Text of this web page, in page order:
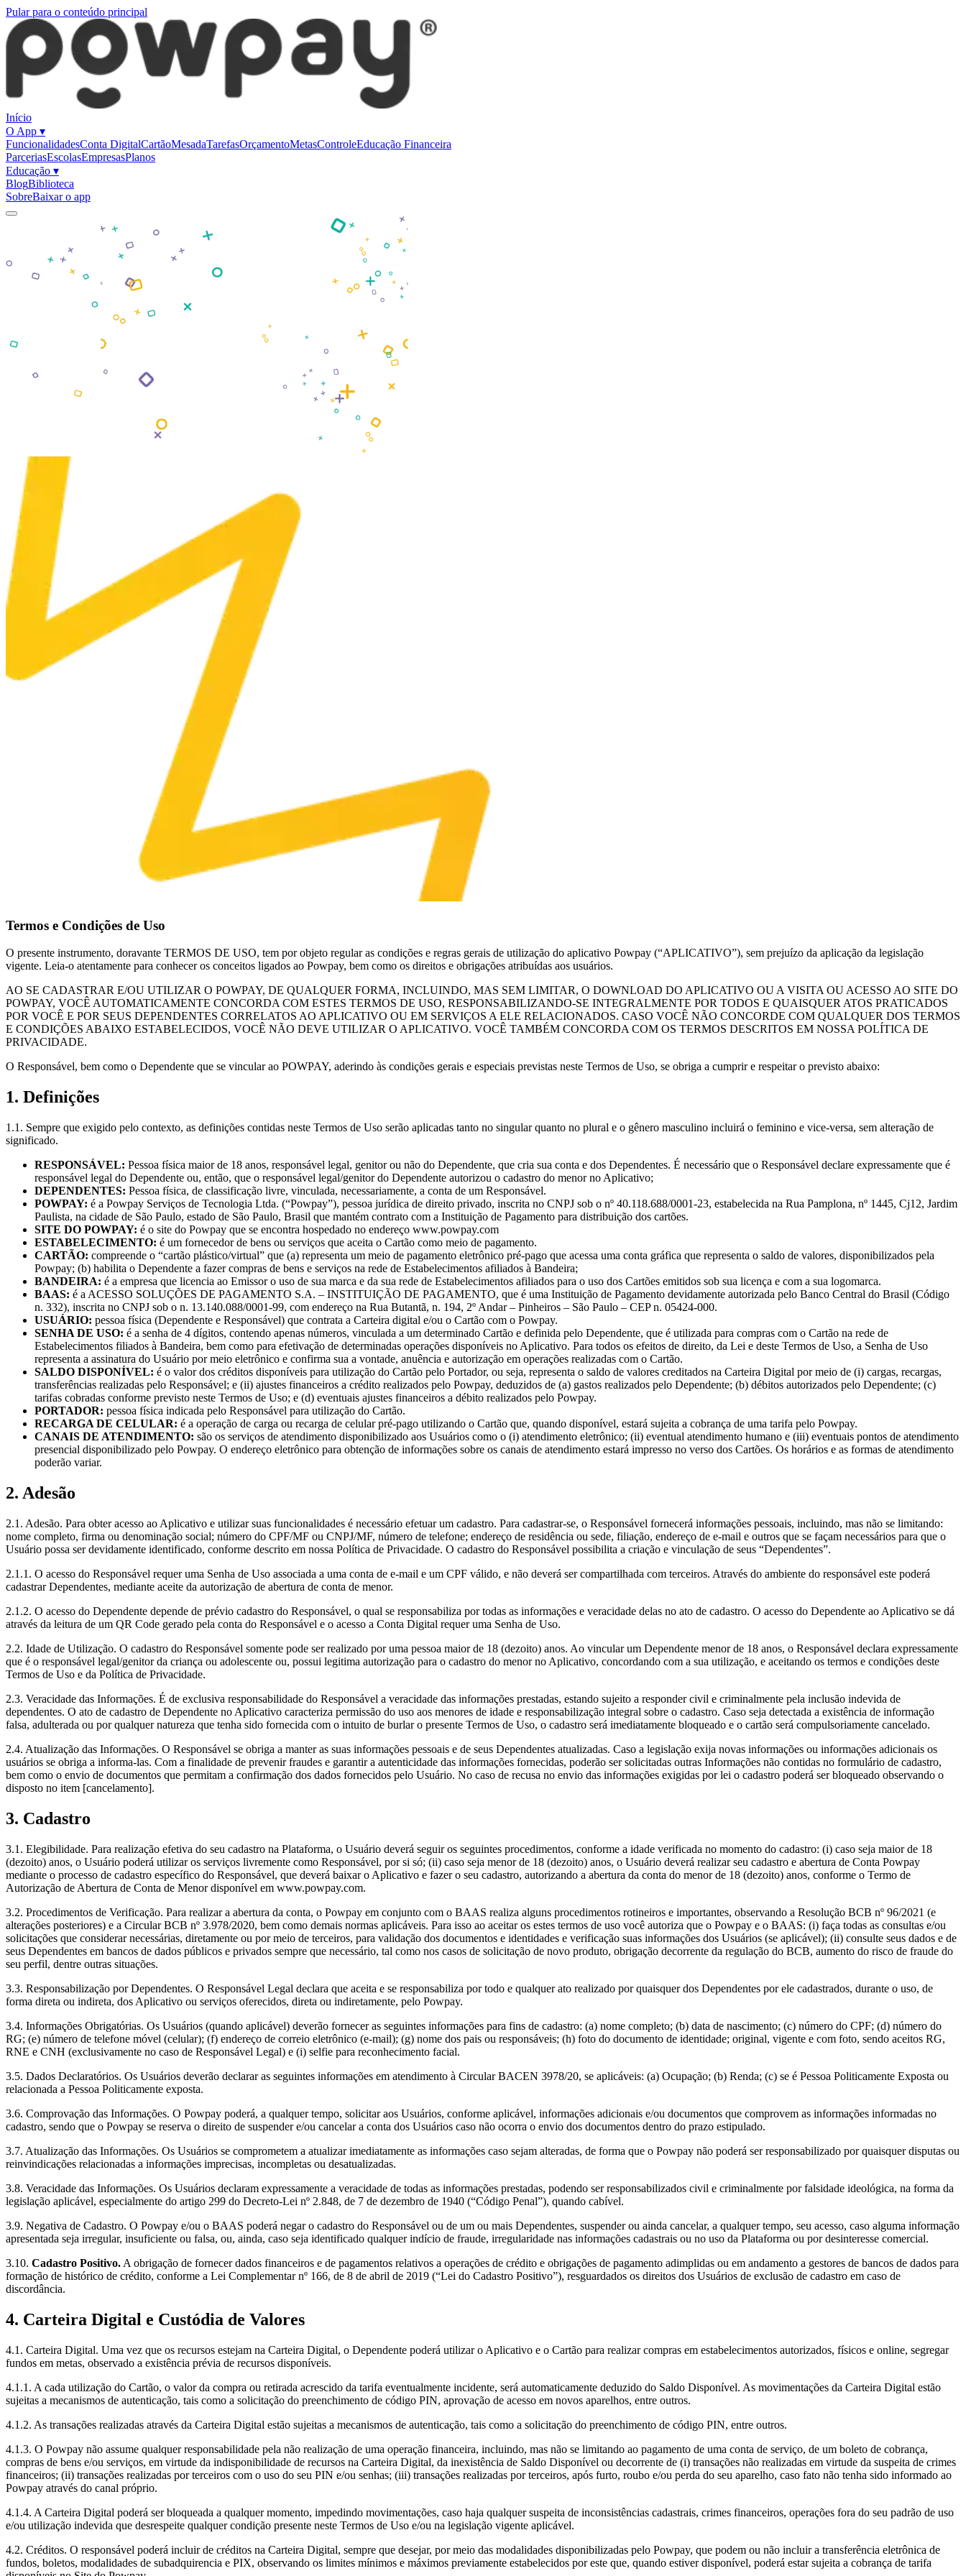
Pular para o conteúdo principal
Início
O App ▾
FuncionalidadesConta DigitalCartãoMesadaTarefasOrçamentoMetasControleEducação Financeira
ParceriasEscolasEmpresasPlanos
Educação ▾
BlogBiblioteca
SobreBaixar o app
Termos e Condições de Uso
O presente instrumento, doravante TERMOS DE USO, tem por objeto regular as condições e regras gerais de utilização do aplicativo Powpay (“APLICATIVO”), sem prejuízo da aplicação da legislação
vigente. Leia-o atentamente para conhecer os conceitos ligados ao Powpay, bem como os direitos e obrigações atribuídas aos usuários.
AO SE CADASTRAR E/OU UTILIZAR O POWPAY, DE QUALQUER FORMA, INCLUINDO, MAS SEM LIMITAR, O DOWNLOAD DO APLICATIVO OU A VISITA OU ACESSO AO SITE DO
POWPAY, VOCÊ AUTOMATICAMENTE CONCORDA COM ESTES TERMOS DE USO, RESPONSABILIZANDO-SE INTEGRALMENTE POR TODOS E QUAISQUER ATOS PRATICADOS
POR VOCÊ E POR SEUS DEPENDENTES CORRELATOS AO APLICATIVO OU EM SERVIÇOS A ELE RELACIONADOS. CASO VOCÊ NÃO CONCORDE COM QUALQUER DOS TERMOS
E CONDIÇÕES ABAIXO ESTABELECIDOS, VOCÊ NÃO DEVE UTILIZAR O APLICATIVO. VOCÊ TAMBÉM CONCORDA COM OS TERMOS DESCRITOS EM NOSSA POLÍTICA DE
PRIVACIDADE.
O Responsável, bem como o Dependente que se vincular ao POWPAY, aderindo às condições gerais e especiais previstas neste Termos de Uso, se obriga a cumprir e respeitar o previsto abaixo:
1. Definições
1.1. Sempre que exigido pelo contexto, as definições contidas neste Termos de Uso serão aplicadas tanto no singular quanto no plural e o gênero masculino incluirá o feminino e vice-versa, sem alteração de
significado.
RESPONSÁVEL: Pessoa física maior de 18 anos, responsável legal, genitor ou não do Dependente, que cria sua conta e dos Dependentes. É necessário que o Responsável declare expressamente que é
responsável legal do Dependente ou, então, que o responsável legal/genitor do Dependente autorizou o cadastro do menor no Aplicativo;
DEPENDENTES: Pessoa física, de classificação livre, vinculada, necessariamente, a conta de um Responsável.
POWPAY: é a Powpay Serviços de Tecnologia Ltda. (“Powpay”), pessoa jurídica de direito privado, inscrita no CNPJ sob o nº 40.118.688/0001-23, estabelecida na Rua Pamplona, nº 1445, Cj12, Jardim
Paulista, na cidade de São Paulo, estado de São Paulo, Brasil que mantém contrato com a Instituição de Pagamento para distribuição dos cartões.
SITE DO POWPAY: é o site do Powpay que se encontra hospedado no endereço www.powpay.com
ESTABELECIMENTO: é um fornecedor de bens ou serviços que aceita o Cartão como meio de pagamento.
CARTÃO: compreende o “cartão plástico/virtual” que (a) representa um meio de pagamento eletrônico pré-pago que acessa uma conta gráfica que representa o saldo de valores, disponibilizados pela
Powpay; (b) habilita o Dependente a fazer compras de bens e serviços na rede de Estabelecimentos afiliados à Bandeira;
BANDEIRA: é a empresa que licencia ao Emissor o uso de sua marca e da sua rede de Estabelecimentos afiliados para o uso dos Cartões emitidos sob sua licença e com a sua logomarca.
BAAS: é a ACESSO SOLUÇÕES DE PAGAMENTO S.A. – INSTITUIÇÃO DE PAGAMENTO, que é uma Instituição de Pagamento devidamente autorizada pelo Banco Central do Brasil (Código
n. 332), inscrita no CNPJ sob o n. 13.140.088/0001-99, com endereço na Rua Butantã, n. 194, 2º Andar – Pinheiros – São Paulo – CEP n. 05424-000.
USUÁRIO: pessoa física (Dependente e Responsável) que contrata a Carteira digital e/ou o Cartão com o Powpay.
SENHA DE USO: é a senha de 4 dígitos, contendo apenas números, vinculada a um determinado Cartão e definida pelo Dependente, que é utilizada para compras com o Cartão na rede de
Estabelecimentos filiados à Bandeira, bem como para efetivação de determinadas operações disponíveis no Aplicativo. Para todos os efeitos de direito, da Lei e deste Termos de Uso, a Senha de Uso
representa a assinatura do Usuário por meio eletrônico e confirma sua a vontade, anuência e autorização em operações realizadas com o Cartão.
SALDO DISPONÍVEL: é o valor dos créditos disponíveis para utilização do Cartão pelo Portador, ou seja, representa o saldo de valores creditados na Carteira Digital por meio de (i) cargas, recargas,
transferências realizadas pelo Responsável; e (ii) ajustes financeiros a crédito realizados pelo Powpay, deduzidos de (a) gastos realizados pelo Dependente; (b) débitos autorizados pelo Dependente; (c)
tarifas cobradas conforme previsto neste Termos de Uso; e (d) eventuais ajustes financeiros a débito realizados pelo Powpay.
PORTADOR: pessoa física indicada pelo Responsável para utilização do Cartão.
RECARGA DE CELULAR: é a operação de carga ou recarga de celular pré-pago utilizando o Cartão que, quando disponível, estará sujeita a cobrança de uma tarifa pelo Powpay.
CANAIS DE ATENDIMENTO: são os serviços de atendimento disponibilizado aos Usuários como o (i) atendimento eletrônico; (ii) eventual atendimento humano e (iii) eventuais pontos de atendimento
presencial disponibilizado pelo Powpay. O endereço eletrônico para obtenção de informações sobre os canais de atendimento estará impresso no verso dos Cartões. Os horários e as formas de atendimento
poderão variar.
2. Adesão
2.1. Adesão. Para obter acesso ao Aplicativo e utilizar suas funcionalidades é necessário efetuar um cadastro. Para cadastrar-se, o Responsável fornecerá informações pessoais, incluindo, mas não se limitando:
nome completo, firma ou denominação social; número do CPF/MF ou CNPJ/MF, número de telefone; endereço de residência ou sede, filiação, endereço de e-mail e outros que se façam necessários para que o
Usuário possa ser devidamente identificado, conforme descrito em nossa Política de Privacidade. O cadastro do Responsável possibilita a criação e vinculação de seus “Dependentes”.
2.1.1. O acesso do Responsável requer uma Senha de Uso associada a uma conta de e-mail e um CPF válido, e não deverá ser compartilhada com terceiros. Através do ambiente do responsável este poderá
cadastrar Dependentes, mediante aceite da autorização de abertura de conta de menor.
2.1.2. O acesso do Dependente depende de prévio cadastro do Responsável, o qual se responsabiliza por todas as informações e veracidade delas no ato de cadastro. O acesso do Dependente ao Aplicativo se dá
através da leitura de um QR Code gerado pela conta do Responsável e o acesso a Conta Digital requer uma Senha de Uso.
2.2. Idade de Utilização. O cadastro do Responsável somente pode ser realizado por uma pessoa maior de 18 (dezoito) anos. Ao vincular um Dependente menor de 18 anos, o Responsável declara expressamente
que é o responsável legal/genitor da criança ou adolescente ou, possui legitima autorização para o cadastro do menor no Aplicativo, concordando com a sua utilização, e aceitando os termos e condições deste
Termos de Uso e da Política de Privacidade.
2.3. Veracidade das Informações. É de exclusiva responsabilidade do Responsável a veracidade das informações prestadas, estando sujeito a responder civil e criminalmente pela inclusão indevida de
dependentes. O ato de cadastro de Dependente no Aplicativo caracteriza permissão do uso aos menores de idade e responsabilização integral sobre o cadastro. Caso seja detectada a existência de informação
falsa, adulterada ou por qualquer natureza que tenha sido fornecida com o intuito de burlar o presente Termos de Uso, o cadastro será imediatamente bloqueado e o cartão será compulsoriamente cancelado.
2.4. Atualização das Informações. O Responsável se obriga a manter as suas informações pessoais e de seus Dependentes atualizadas. Caso a legislação exija novas informações ou informações adicionais os
usuários se obriga a informa-las. Com a finalidade de prevenir fraudes e garantir a autenticidade das informações fornecidas, poderão ser solicitadas outras Informações não contidas no formulário de cadastro,
bem como o envio de documentos que permitam a confirmação dos dados fornecidos pelo Usuário. No caso de recusa no envio das informações exigidas por lei o cadastro poderá ser bloqueado observando o
disposto no item [cancelamento].
3. Cadastro
3.1. Elegibilidade. Para realização efetiva do seu cadastro na Plataforma, o Usuário deverá seguir os seguintes procedimentos, conforme a idade verificada no momento do cadastro: (i) caso seja maior de 18
(dezoito) anos, o Usuário poderá utilizar os serviços livremente como Responsável, por si só; (ii) caso seja menor de 18 (dezoito) anos, o Usuário deverá realizar seu cadastro e abertura de Conta Powpay
mediante o processo de cadastro específico do Responsável, que deverá baixar o Aplicativo e fazer o seu cadastro, autorizando a abertura da conta do menor de 18 (dezoito) anos, conforme o Termo de
Autorização de Abertura de Conta de Menor disponível em www.powpay.com.
3.2. Procedimentos de Verificação. Para realizar a abertura da conta, o Powpay em conjunto com o BAAS realiza alguns procedimentos rotineiros e importantes, observando a Resolução BCB nº 96/2021 (e
alterações posteriores) e a Circular BCB nº 3.978/2020, bem como demais normas aplicáveis. Para isso ao aceitar os estes termos de uso você autoriza que o Powpay e o BAAS: (i) faça todas as consultas e/ou
solicitações que considerar necessárias, diretamente ou por meio de terceiros, para validação dos documentos e identidades e verificação suas informações dos Usuários (se aplicável); (ii) consulte seus dados e de
seus Dependentes em bancos de dados públicos e privados sempre que necessário, tal como nos casos de solicitação de novo produto, obrigação decorrente da regulação do BCB, aumento do risco de fraude do
seu perfil, dentre outras situações.
3.3. Responsabilização por Dependentes. O Responsável Legal declara que aceita e se responsabiliza por todo e qualquer ato realizado por quaisquer dos Dependentes por ele cadastrados, durante o uso, de
forma direta ou indireta, dos Aplicativo ou serviços oferecidos, direta ou indiretamente, pelo Powpay.
3.4. Informações Obrigatórias. Os Usuários (quando aplicável) deverão fornecer as seguintes informações para fins de cadastro: (a) nome completo; (b) data de nascimento; (c) número do CPF; (d) número do
RG; (e) número de telefone móvel (celular); (f) endereço de correio eletrônico (e-mail); (g) nome dos pais ou responsáveis; (h) foto do documento de identidade; original, vigente e com foto, sendo aceitos RG,
RNE e CNH (exclusivamente no caso de Responsável Legal) e (i) selfie para reconhecimento facial.
3.5. Dados Declaratórios. Os Usuários deverão declarar as seguintes informações em atendimento à Circular BACEN 3978/20, se aplicáveis: (a) Ocupação; (b) Renda; (c) se é Pessoa Politicamente Exposta ou
relacionada a Pessoa Politicamente exposta.
3.6. Comprovação das Informações. O Powpay poderá, a qualquer tempo, solicitar aos Usuários, conforme aplicável, informações adicionais e/ou documentos que comprovem as informações informadas no
cadastro, sendo que o Powpay se reserva o direito de suspender e/ou cancelar a conta dos Usuários caso não ocorra o envio dos documentos dentro do prazo estipulado.
3.7. Atualização das Informações. Os Usuários se comprometem a atualizar imediatamente as informações caso sejam alteradas, de forma que o Powpay não poderá ser responsabilizado por quaisquer disputas ou
reinvindicações relacionadas a informações imprecisas, incompletas ou desatualizadas.
3.8. Veracidade das Informações. Os Usuários declaram expressamente a veracidade de todas as informações prestadas, podendo ser responsabilizados civil e criminalmente por falsidade ideológica, na forma da
legislação aplicável, especialmente do artigo 299 do Decreto-Lei nº 2.848, de 7 de dezembro de 1940 (“Código Penal”), quando cabível.
3.9. Negativa de Cadastro. O Powpay e/ou o BAAS poderá negar o cadastro do Responsável ou de um ou mais Dependentes, suspender ou ainda cancelar, a qualquer tempo, seu acesso, caso alguma informação
apresentada seja irregular, insuficiente ou falsa, ou, ainda, caso seja identificado qualquer indício de fraude, irregularidade nas informações cadastrais ou no uso da Plataforma ou por desinteresse comercial.
3.10. Cadastro Positivo. A obrigação de fornecer dados financeiros e de pagamentos relativos a operações de crédito e obrigações de pagamento adimplidas ou em andamento a gestores de bancos de dados para
formação de histórico de crédito, conforme a Lei Complementar nº 166, de 8 de abril de 2019 (“Lei do Cadastro Positivo”), resguardados os direitos dos Usuários de exclusão de cadastro em caso de
discordância.
4. Carteira Digital e Custódia de Valores
4.1. Carteira Digital. Uma vez que os recursos estejam na Carteira Digital, o Dependente poderá utilizar o Aplicativo e o Cartão para realizar compras em estabelecimentos autorizados, físicos e online, segregar
fundos em metas, observado a existência prévia de recursos disponíveis.
4.1.1. A cada utilização do Cartão, o valor da compra ou retirada acrescido da tarifa eventualmente incidente, será automaticamente deduzido do Saldo Disponível. As movimentações da Carteira Digital estão
sujeitas a mecanismos de autenticação, tais como a solicitação do preenchimento de código PIN, aprovação de acesso em novos aparelhos, entre outros.
4.1.2. As transações realizadas através da Carteira Digital estão sujeitas a mecanismos de autenticação, tais como a solicitação do preenchimento de código PIN, entre outros.
4.1.3. O Powpay não assume qualquer responsabilidade pela não realização de uma operação financeira, incluindo, mas não se limitando ao pagamento de uma conta de serviço, de um boleto de cobrança,
compras de bens e/ou serviços, em virtude da indisponibilidade de recursos na Carteira Digital, da inexistência de Saldo Disponível ou decorrente de (i) transações não realizadas em virtude da suspeita de crimes
financeiros; (ii) transações realizadas por terceiros com o uso do seu PIN e/ou senhas; (iii) transações realizadas por terceiros, após furto, roubo e/ou perda do seu aparelho, caso fato não tenha sido informado ao
Powpay através do canal próprio.
4.1.4. A Carteira Digital poderá ser bloqueada a qualquer momento, impedindo movimentações, caso haja qualquer suspeita de inconsistências cadastrais, crimes financeiros, operações fora do seu padrão de uso
e/ou utilização indevida que desrespeite qualquer condição presente neste Termos de Uso e/ou na legislação vigente aplicável.
4.2. Créditos. O responsável poderá incluir de créditos na Carteira Digital, sempre que desejar, por meio das modalidades disponibilizadas pelo Powpay, que podem ou não incluir a transferência eletrônica de
fundos, boletos, modalidades de subadquirencia e PIX, observando os limites mínimos e máximos previamente estabelecidos por este que, quando estiver disponível, poderá estar sujeita a cobrança de tarifa